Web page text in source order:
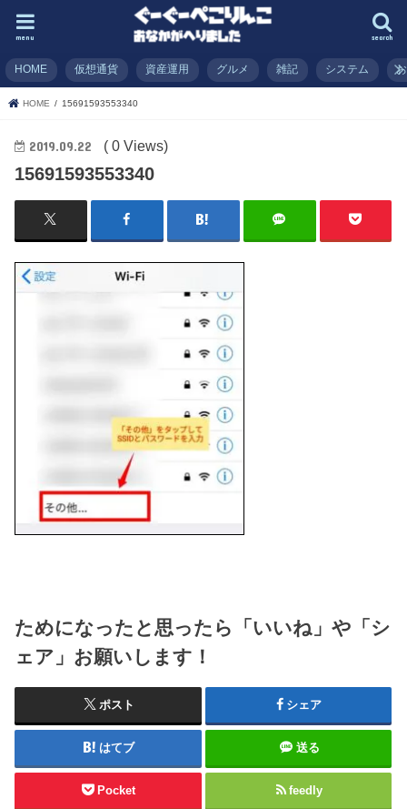
search
menu
HOME 仮想通貨 資産運用 グルメ 雑記 システム
HOME 15691593553340
2019.09.22 ( 0 Views)
15691593553340
ためになったと思ったら「いいね」や「シ
ェア」お願いします！
ポスト シェア
はてブ 送る
Pocket feedly